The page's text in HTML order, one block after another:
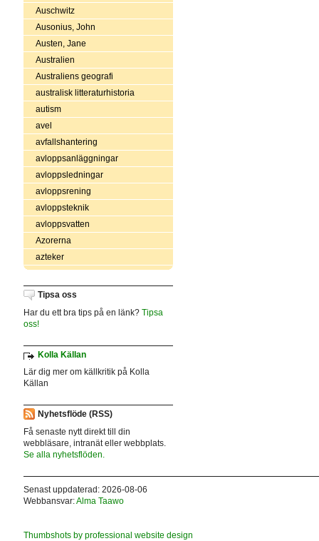
Auschwitz
Ausonius, John
Austen, Jane
Australien
Australiens geografi
australisk litteraturhistoria
autism
avel
avfallshantering
avloppsanläggningar
avloppsledningar
avloppsrening
avloppsteknik
avloppsvatten
Azorerna
azteker
Tipsa oss
Har du ett bra tips på en länk? Tipsa
oss!
Kolla Källan
Lär dig mer om källkritik på Kolla
Källan
Nyhetsflöde (RSS)
Få senaste nytt direkt till din
webbläsare, intranät eller webbplats.
Se alla nyhetsflöden.
Senast uppdaterad: 2026-08-06
Webbansvar:Alma Taawo
Thumbshots by professional website design